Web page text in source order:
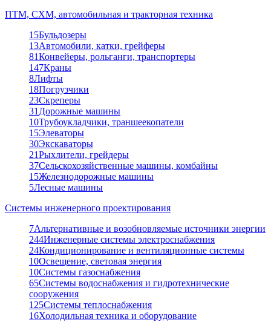
ПТМ, СХМ, автомобильная и тракторная техника
15Бульдозеры
13Автомобили, катки, грейферы
81Конвейеры, рольганги, транспортеры
147Краны
8Лифты
18Погрузчики
23Скреперы
31 Дорожные машины
10Трубоукладчики, траншеекопатели
15Элеваторы
30Экскаваторы
21Рыхлители, грейдеры
37Сельскохозяйственные машины, комбайны
15Железнодорожные машины
5Лесные машины
Системы инженерного проектирования
7Альтернативные и возобновляемые источники энергии
244Инженерные системы электроснабжения
24Кондиционирование и вентиляционные системы
10Освещение, световая энергия
10Системы газоснабжения
65Системы водоснабжения и гидротехнические
сооружения
125Системы теплоснабжения
16Холодильная техника и оборудование